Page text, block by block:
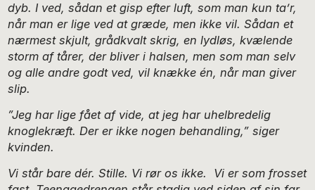
dyb. I ved, sådan et gisp efter luft, som man kun ta’r,
når man er lige ved at græde, men ikke vil. Sådan et
nærmest skjult, grådkvalt skrig, en lydløs, kvælende
storm af tårer, der bliver i halsen, men som man selv
og alle andre godt ved, vil knække én, når man giver
slip.
”Jeg har lige fået af vide, at jeg har uhelbredelig
knoglekræft. Der er ikke nogen behandling,” siger
kvinden.
Vi står bare dér. Stille. Vi rør os ikke. Vi er som frosset